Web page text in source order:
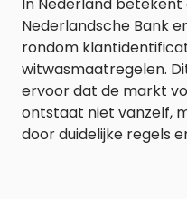
Nederlandsche Bank
rondom
witwasmaatregelen.
ervoor dat de markt
ontstaat niet vanzelf,
door duidelijke regels